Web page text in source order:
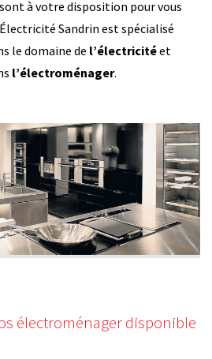
à votre disposition pour vous
Sandrin est spécialisé
le domaine de l’électricitéet
l’électroménager.
électroménager disponible